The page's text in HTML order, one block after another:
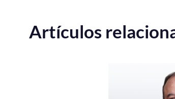
Artículos